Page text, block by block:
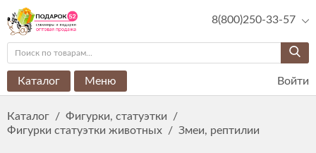
8(800)250-33-57
Каталог Меню Войти
Каталог / Фигурки, статуэтки
/
Фигурки статуэтки животных / Змеи, рептилии